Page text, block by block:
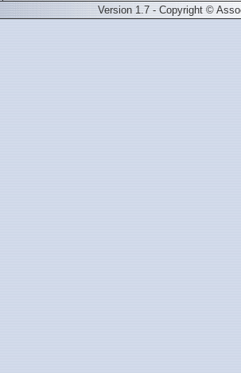
Version 1.7 - Copyright ©